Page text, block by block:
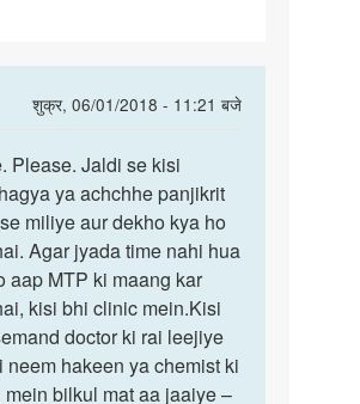
शुक्र, 06/01/2018 - 11:21 बजे
Please. Jaldi se kisi
ya achchhe panjikrit
miliye aur dekho kya ho
Agar jyada time nahi hua
aap MTP ki maang kar
kisi bhi clinic mein.Kisi
doctor ki rai leejiye
neem hakeen ya chemist ki
mein bilkul mat aa jaaiye –